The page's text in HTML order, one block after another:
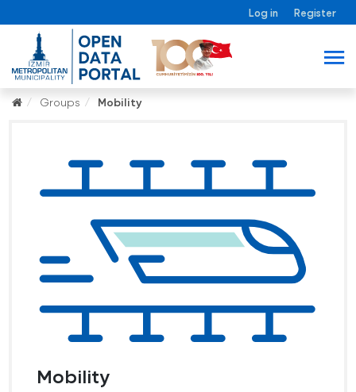
Log in Register
Groups Mobility
Mobility